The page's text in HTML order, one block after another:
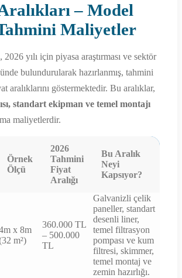
– Model
Maliyetler
yılı için piyasa araştırması ve sektör
bulundurularak hazırlanmış, tahmini
aralıklarını göstermektedir. Bu aralıklar,
standart ekipman ve temel montajı
maliyetlerdir.
Örnek
Ölçü
2026
Tahmini
Fiyat
Aralığı
Bu Aralık
Neyi
Kapsıyor?
x 8m
m²)
360.000 TL
– 500.000
TL
Galvanizli çelik
paneller, standart
desenli liner,
temel filtrasyon
pompası ve kum
filtresi, skimmer,
temel montaj ve
zemin hazırlığı.